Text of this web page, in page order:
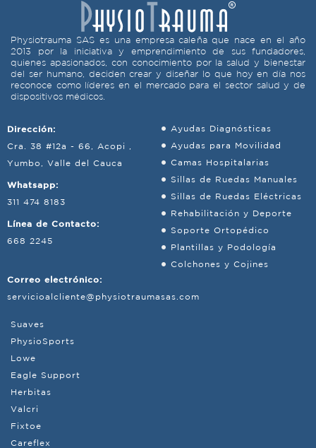
Physiotrauma SAS es una empresa caleña que nace en el año
2013 por la iniciativa y emprendimiento de sus fundadores,
quienes apasionados, con conocimiento por la salud y bienestar
del ser humano, deciden crear y diseñar lo que hoy en día nos
reconoce como líderes en el mercado para el sector salud y de
dispositivos médicos.
Dirección:
Cra. 38 #12a - 66, Acopi ,
Yumbo, Valle del Cauca
Whatsapp:
311 474 8183
Línea de Contacto:
668 2245
Correo electrónico:
servicioalcliente@physiotraumasas.com
Ayudas Diagnósticas
Ayudas para Movilidad
Camas Hospitalarias
Sillas de Ruedas Manuales
Sillas de Ruedas Eléctricas
Rehabilitación y Deporte
Soporte Ortopédico
Plantillas y Podología
Colchones y Cojines
Suaves
PhysioSports
Lowe
Eagle Support
Herbitas
Valcri
Fixtoe
Careflex